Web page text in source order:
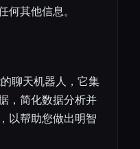
何其他信息。
聊天机器人，它集
，简化数据分析并
以帮助您做出明智